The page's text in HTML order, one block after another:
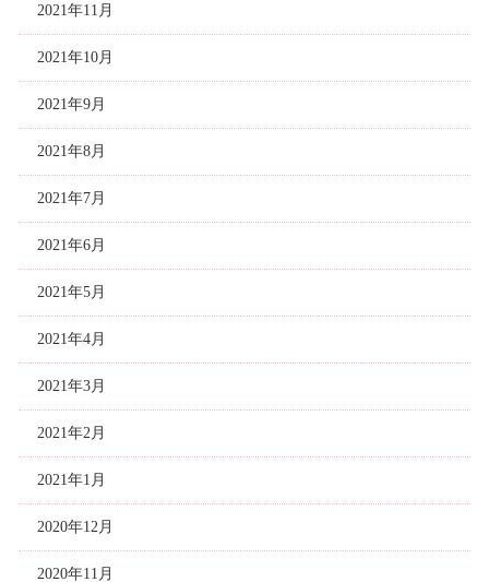
2021年11月
2021年10月
2021年9月
2021年8月
2021年7月
2021年6月
2021年5月
2021年4月
2021年3月
2021年2月
2021年1月
2020年12月
2020年11月